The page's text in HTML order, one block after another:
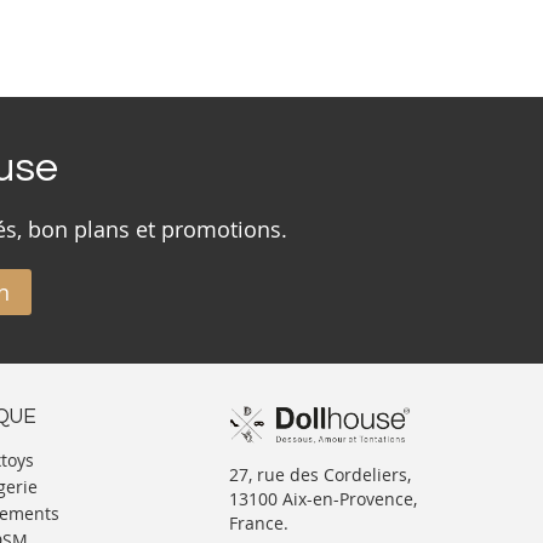
bon plans et promotions.
27, rue des Cordeliers,
13100 Aix-en-Provence,
France.